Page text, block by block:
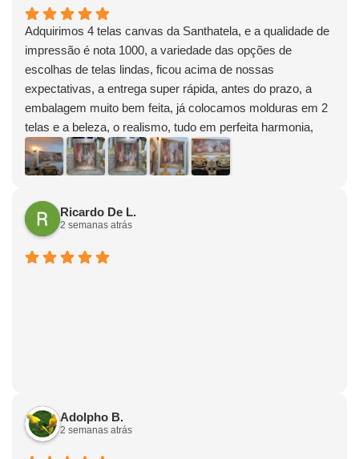
Adquirimos 4 telas canvas da Santhatela, e a qualidade de
impressão é nota 1000, a variedade das opções de
escolhas de telas lindas, ficou acima de nossas
expectativas, a entrega super rápida, antes do prazo, a
embalagem muito bem feita, já colocamos molduras em 2
telas e a beleza, o realismo, tudo em perfeita harmonia,
adoramos e já estamos vendo outras para encomendar
..recomendo e muito, podem comprar sem medo. Ah.e
Ricardo De L.
2 semanas atrás
Adolpho B.
2 semanas atrás